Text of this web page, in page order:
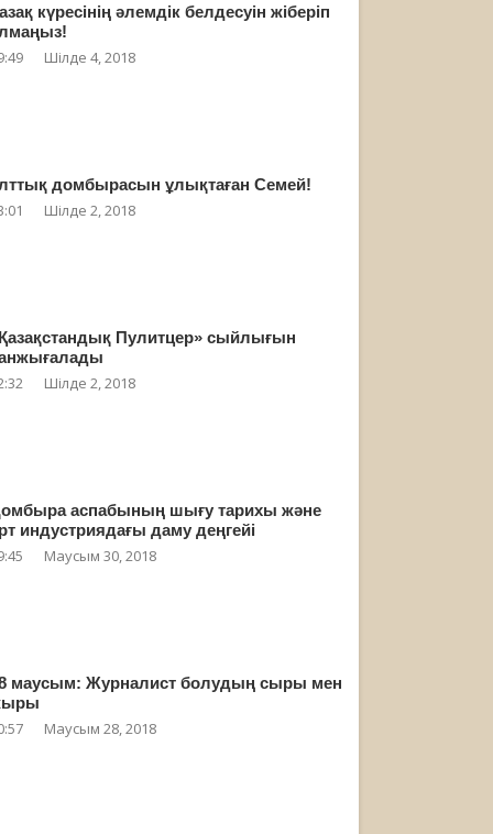
күресінің әлемдік белдесуін жіберіп
Шілде 4, 2018
домбырасын ұлықтаған Семей!
Шілде 2, 2018
Пулитцер» сыйлығын
Шілде 2, 2018
аспабының шығу тарихы және
индустриядағы даму деңгейі
Маусым 30, 2018
маусым: Журналист болудың сыры мен
Маусым 28, 2018